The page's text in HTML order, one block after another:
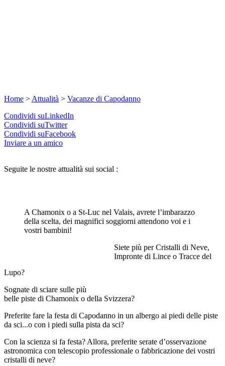
Home > Attualità > Vacanze di Capodanno
Condividi suLinkedIn
Condividi suTwitter
Condividi suFacebook
Inviare a un amico
Seguite le nostre attualità sui social :
A Chamonix o a St-Luc nel Valais, avrete l’imbarazzo
della scelta, dei magnifici soggiorni attendono voi e i
vostri bambini!
Siete più per Cristalli di Neve,
Impronte di Lince o Tracce del
Lupo?
Sognate di sciare sulle più
belle piste di Chamonix o della Svizzera?
Preferite fare la festa di Capodanno in un albergo ai piedi delle piste
da sci...o con i piedi sulla pista da sci?
Con la scienza si fa festa? Allora, preferite serate d’osservazione
astronomica con telescopio professionale o fabbricazione dei vostri
cristalli di neve?